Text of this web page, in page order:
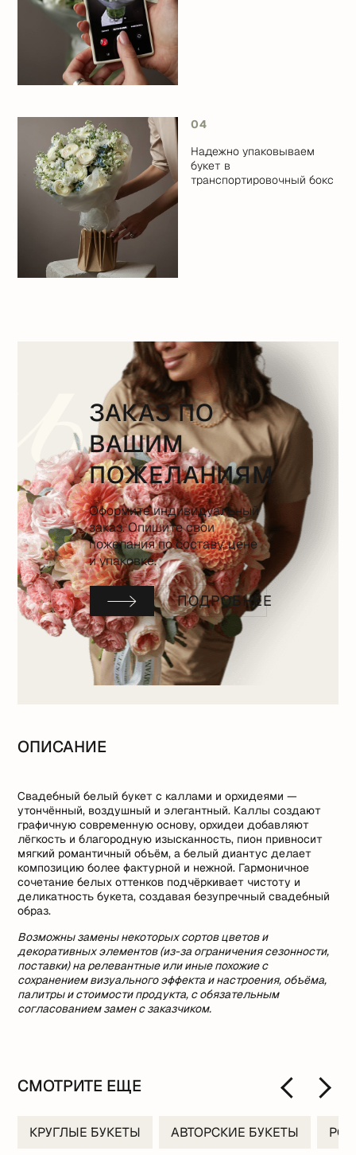
04
Надежно упаковываем
букет в
транспортировочный бокс
ЗАКАЗ ПО
ВАШИМ
ПОЖЕЛАНИЯМ
Оформите индивидуальный
заказ. Опишите свои
пожелания по составу, цене
и упаковке.
ПОДРОБНЕЕ
ОПИСАНИЕ
Свадебный белый букет с каллами и орхидеями —
утончённый, воздушный и элегантный. Каллы создают
графичную современную основу, орхидеи добавляют
лёгкость и благородную изысканность, пион привносит
мягкий романтичный объём, а белый диантус делает
композицию более фактурной и нежной. Гармоничное
сочетание белых оттенков подчёркивает чистоту и
деликатность букета, создавая безупречный свадебный
образ.
Возможны замены некоторых сортов цветов и
декоративных элементов (из-за ограничения сезонности,
поставки) на релевантные или иные похожие с
сохранением визуального эффекта и настроения, объёма,
палитры и стоимости продукта, с обязательным
согласованием замен с заказчиком.
СМОТРИТЕ ЕЩЕ
КРУГЛЫЕ БУКЕТЫ АВТОРСКИЕ БУКЕТЫ